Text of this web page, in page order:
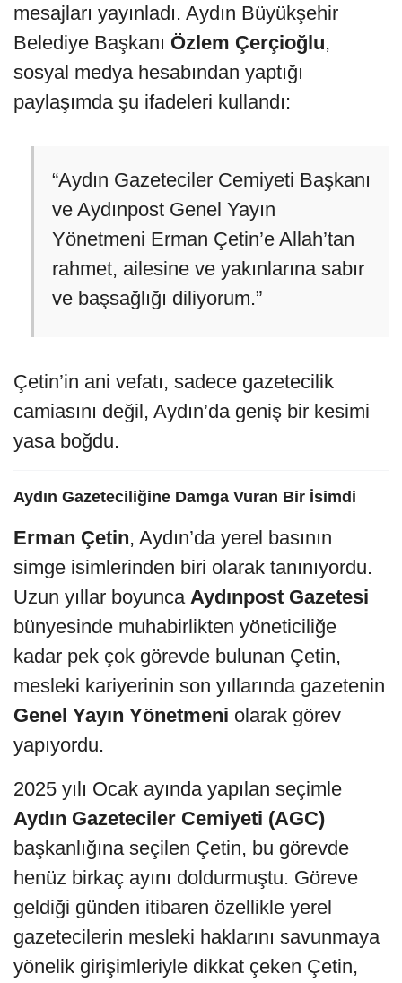
mesajları yayınladı. Aydın Büyükşehir
Belediye Başkanı Özlem Çerçioğlu,
sosyal medya hesabından yaptığı
paylaşımda şu ifadeleri kullandı:
“Aydın Gazeteciler Cemiyeti Başkanı
ve Aydınpost Genel Yayın
Yönetmeni Erman Çetin’e Allah’tan
rahmet, ailesine ve yakınlarına sabır
ve başsağlığı diliyorum.”
Çetin’in ani vefatı, sadece gazetecilik
camiasını değil, Aydın’da geniş bir kesimi
yasa boğdu.
Aydın Gazeteciliğine Damga Vuran Bir İsimdi
Erman Çetin, Aydın’da yerel basının
simge isimlerinden biri olarak tanınıyordu.
Uzun yıllar boyunca Aydınpost Gazetesi
bünyesinde muhabirlikten yöneticiliğe
kadar pek çok görevde bulunan Çetin,
mesleki kariyerinin son yıllarında gazetenin
Genel Yayın Yönetmeni olarak görev
yapıyordu.
2025 yılı Ocak ayında yapılan seçimle
Aydın Gazeteciler Cemiyeti (AGC)
başkanlığına seçilen Çetin, bu görevde
henüz birkaç ayını doldurmuştu. Göreve
geldiği günden itibaren özellikle yerel
gazetecilerin mesleki haklarını savunmaya
yönelik girişimleriyle dikkat çeken Çetin,